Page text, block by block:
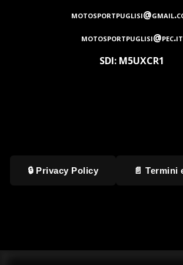
motosportpuglisi@pec.it
SDI: M5UXCR1
🔒 Privacy Policy 📄 Termini